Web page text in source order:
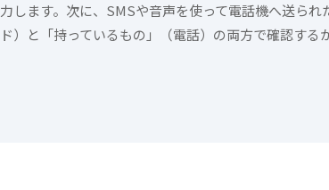
力します。次に、SMSや音声を使って電話機へ送ら
ド）と「持っているもの」（電話）の両方で確認する